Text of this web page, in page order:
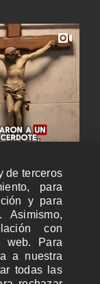
de terceros
para
y para
Asimismo,
con
web. Para
a nuestra
todas las